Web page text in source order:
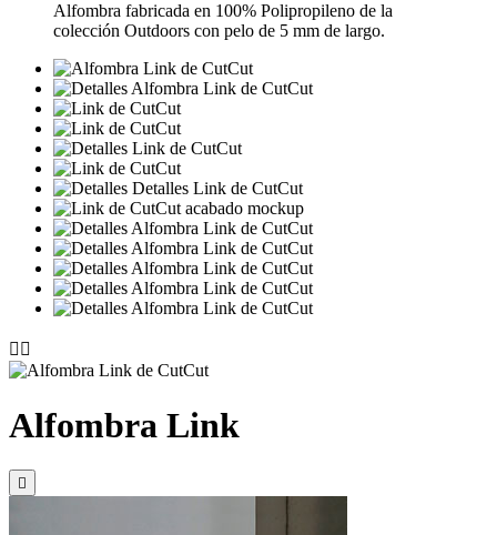
Alfombra fabricada en 100% Polipropileno de la
colección Outdoors con pelo de 5 mm de largo.
 
Alfombra Link
